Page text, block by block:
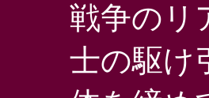
戦争のリ
士の駆け